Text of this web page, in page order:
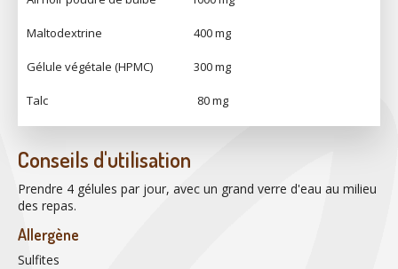
Maltodextrine 400 mg
Gélule végétale (HPMC) 300 mg
Talc 80 mg
Conseils d'utilisation
Prendre 4 gélules par jour, avec un grand verre d'eau au milieu
des repas.
Allergène
Sulfites